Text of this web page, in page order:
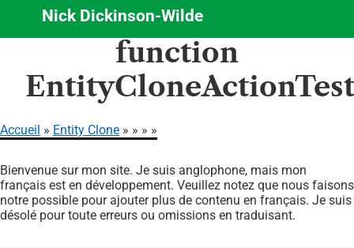
Aller
contenu
principal
Nick Dickinson-Wilde
function
d'Ariane
Accueil Entity Clone
Bienvenue sur mon site. Je suis anglophone, mais mon
français est en développement. Veuillez notez que nous faisons
notre possible pour ajouter plus de contenu en français. Je suis
désolé pour toute erreurs ou omissions en traduisant.